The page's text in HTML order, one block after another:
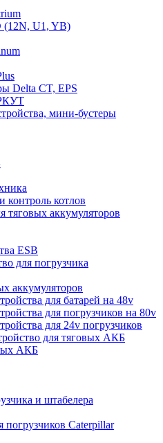
(12N, U1, YB)
Delta CT, EPS
мини-бустеры
контроль котлов
тяговых аккумуляторов
ESB
для погрузчика
аккумуляторов
для батарей на 48v
для погрузчиков на 80v
для 24v погрузчиков
для тяговых АКБ
АКБ
и штабелера
погрузчиков Caterpillar